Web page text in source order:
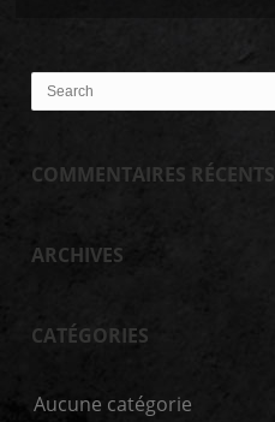
COMMENTAIRES RÉCENTS
ARCHIVES
CATÉGORIES
Aucune catégorie